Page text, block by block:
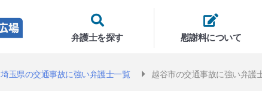
弁護士を探す 慰謝料について
埼玉県の交通事故に強い弁護士一覧 越谷市の交通事故に強い弁護